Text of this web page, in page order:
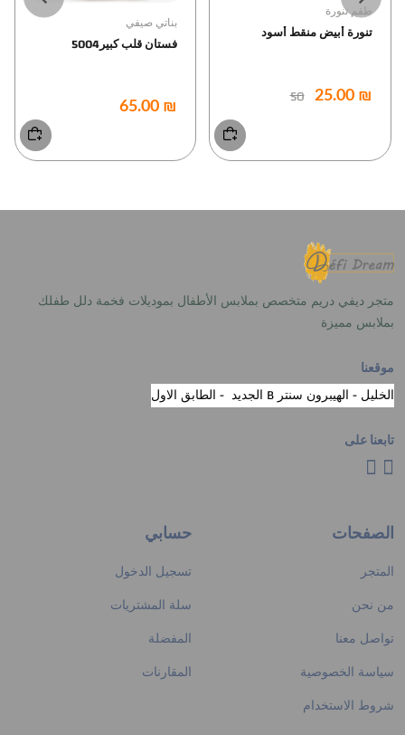
طقم تنورة
تنورة أبيض منقط أسود
₪ 25.00
50
بناتي صيفي
فستان قلب كبير5004
₪ 65.00
متجر ديفي دريم متخصص بملابس الأطفال بموديلات فخمة دلل طفلك
بملابس مميزة
موقعنا
الخليل - الهيبرون سنتر B الجديد - الطابق الاول
تابعنا على
الصفحات
المتجر
من نحن
تواصل معنا
سياسة الخصوصية
شروط الاستخدام
حسابي
تسجيل الدخول
سلة المشتريات
المفضلة
المقارنات